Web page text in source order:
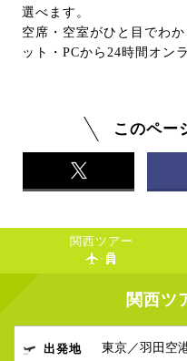
選べます。
空席・空室がひと目でわ
ット・PCから24時間オン
このペー
関西ツアー
関西ツ
出発地